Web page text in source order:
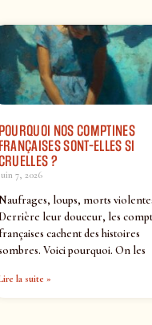
POURQUOI NOS COMPTINES
FRANÇAISES SONT-ELLES SI
?
7, 2026
loups, morts
Derrière leur douceur, les
françaises cachent des histoires
Voici pourquoi. On les
la suite »